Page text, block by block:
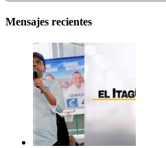
Mensajes recientes